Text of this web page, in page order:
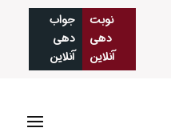
نوبت
دهی
آنلاین
جواب‌
دهی
آنلاین